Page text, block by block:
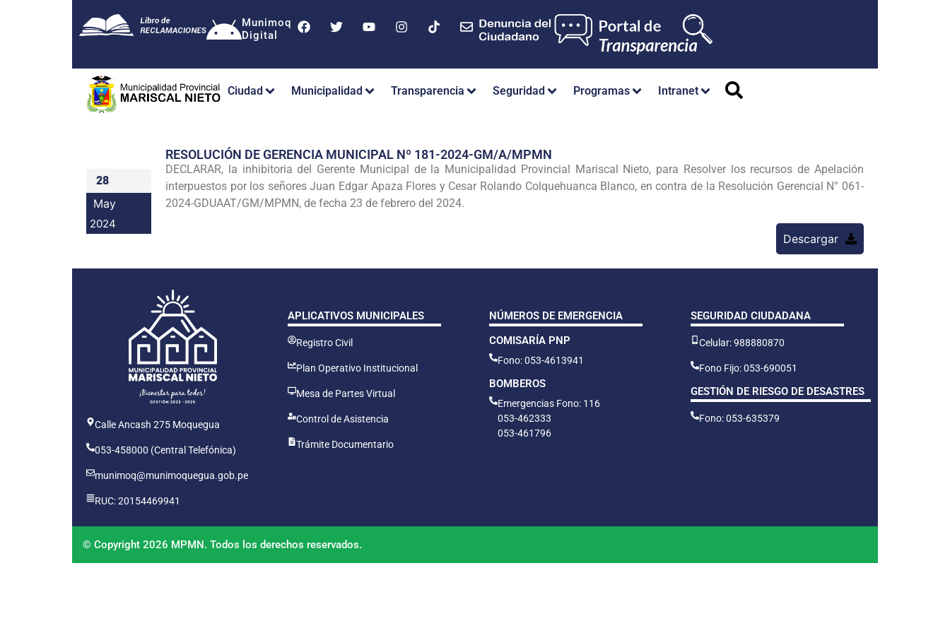
Munimoq
Digital
Ciudad Municipalidad Transparencia Seguridad Programas Intranet
28
May
2024
RESOLUCIÓN DE GERENCIA MUNICIPAL Nº 181-2024-GM/A/MPMN
DECLARAR, la inhibitoria del Gerente Municipal de la Municipalidad Provincial Mariscal Nieto, para Resolver los recursos de Apelación
interpuestos por los señores Juan Edgar Apaza Flores y Cesar Rolando Colquehuanca Blanco, en contra de la Resolución Gerencial N° 061-
2024-GDUAAT/GM/MPMN, de fecha 23 de febrero del 2024.
Descargar
Calle Ancash 275 Moquegua
053-458000 (Central Telefónica)
munimoq@munimoquegua.gob.pe
RUC: 20154469941
APLICATIVOS MUNICIPALES
Registro Civil
Plan Operativo Institucional
Mesa de Partes Virtual
Control de Asistencia
Trámite Documentario
NÚMEROS DE EMERGENCIA
COMISARÍA PNP
Fono: 053-4613941
BOMBEROS
Emergencias Fono: 116
053-462333
053-461796
SEGURIDAD CIUDADANA
Celular: 988880870
Fono Fijo: 053-690051
GESTIÓN DE RIESGO DE DESASTRES
Fono: 053-635379
© Copyright 2026 MPMN. Todos los derechos reservados.